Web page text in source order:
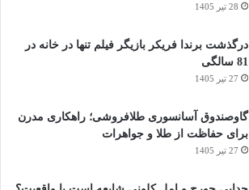
28 تیر 1405
درگذشت برندا فریکر بازیگر فیلم تنها در خانه در
81 سالگی
27 تیر 1405
گاوصندوق آسانسوری طلافروشی؛ راهکاری مدرن
برای حفاظت از طلا و جواهرات
27 تیر 1405